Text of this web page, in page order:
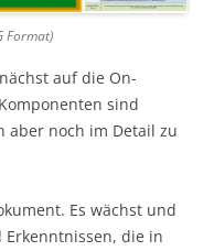
Format)
auf die On-
sind
noch im Detail zu
Es wächst und
die in